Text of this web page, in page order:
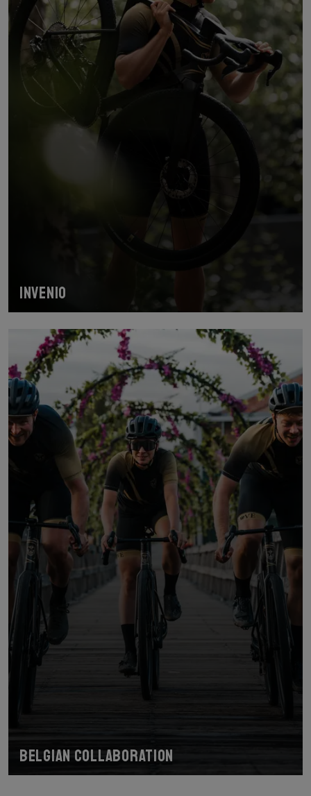
INVENIO
Belgian collaboration